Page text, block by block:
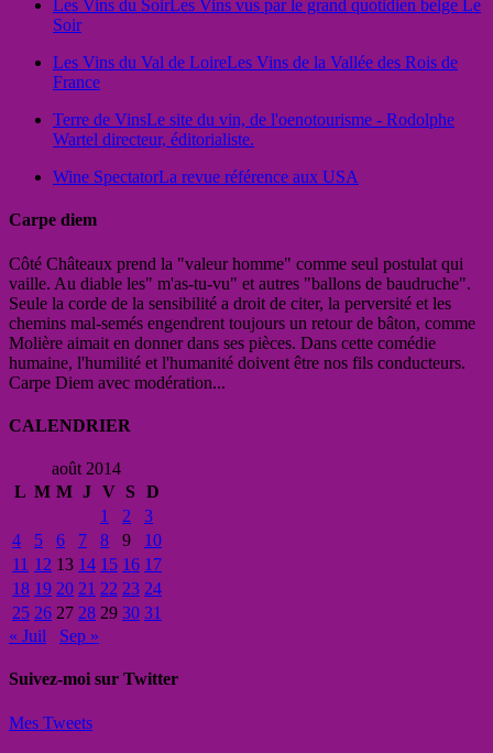
Les Vins du SoirLes Vins vus par le grand quotidien belge Le
Soir
Les Vins du Val de LoireLes Vins de la Vallée des Rois de
France
Terre de VinsLe site du vin, de l'oenotourisme - Rodolphe
Wartel directeur, éditorialiste.
Wine SpectatorLa revue référence aux USA
Carpe diem
Côté Châteaux prend la "valeur homme" comme seul postulat qui
vaille. Au diable les" m'as-tu-vu" et autres "ballons de baudruche".
Seule la corde de la sensibilité a droit de citer, la perversité et les
chemins mal-semés engendrent toujours un retour de bâton, comme
Molière aimait en donner dans ses pièces. Dans cette comédie
humaine, l'humilité et l'humanité doivent être nos fils conducteurs.
Carpe Diem avec modération...
CALENDRIER
août 2014
L M M J V S D
1
2
3
4
5 6 7 8 9
10
11 12 13 14 15 16 17
18 19 20 21 22 23 24
25 26 27 28 29 30 31
« Juil
Sep »
Suivez-moi sur Twitter
Mes Tweets